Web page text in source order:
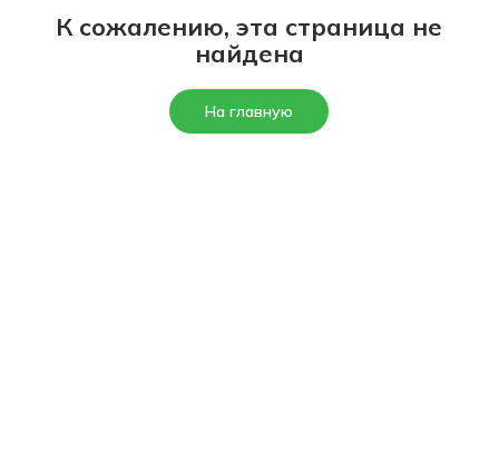
К сожалению, эта страница не
найдена
На главную